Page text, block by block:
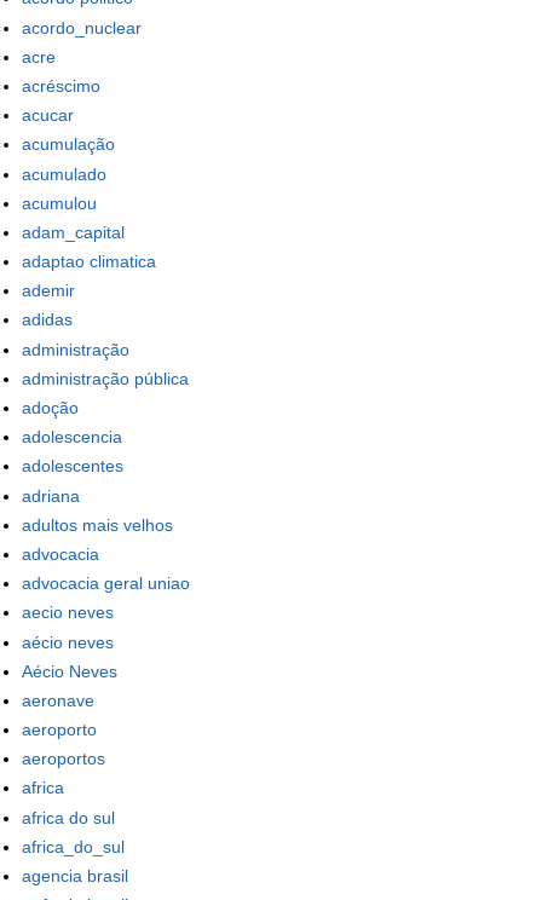
acordo_nuclear
acre
acréscimo
acucar
acumulação
acumulado
acumulou
adam_capital
adaptao climatica
ademir
adidas
administração
administração pública
adoção
adolescencia
adolescentes
adriana
adultos mais velhos
advocacia
advocacia geral uniao
aecio neves
aécio neves
Aécio Neves
aeronave
aeroporto
aeroportos
africa
africa do sul
africa_do_sul
agencia brasil